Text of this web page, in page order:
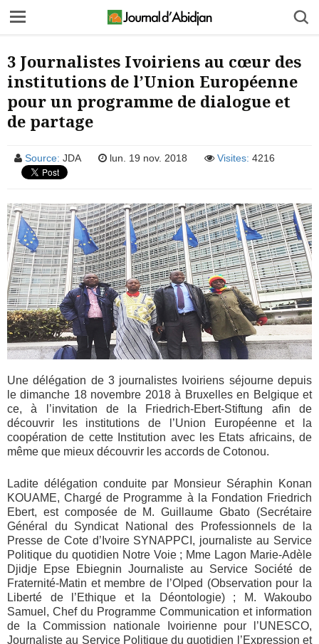
3 Journalistes Ivoiriens au cœur des
institutions de l’Union Européenne
pour un programme de dialogue et
de partage
Source: JDA lun. 19 nov. 2018 Visites: 4216
Une délégation de 3 journalistes Ivoiriens séjourne depuis
le dimanche 18 novembre 2018 à Bruxelles en Belgique et
ce, à l’invitation de la Friedrich-Ebert-Stiftung afin de
découvrir les institutions de l’Union Européenne et la
coopération de cette Institution avec les Etats africains, de
même que mieux découvrir les accords de Cotonou.
Ladite délégation conduite par Monsieur Séraphin Konan
KOUAME, Chargé de Programme à la Fondation Friedrich
Ebert, est composée de M. Guillaume Gbato (Secrétaire
Général du Syndicat National des Professionnels de la
Presse de Cote d’Ivoire SYNAPPCI, journaliste au Service
Politique du quotidien Notre Voie ; Mme Lagon Marie-Adèle
Djidje Epse Ebiegnin Journaliste au Service Société de
Fraternité-Matin et membre de l’Olped (Observation pour la
Liberté de l’Ethique et la Déontologie) ; M. Wakoubo
Samuel, Chef du Programme Communication et information
de la Commission nationale Ivoirienne pour l’UNESCO,
Journaliste au Service Politique du quotidien l’Expression et